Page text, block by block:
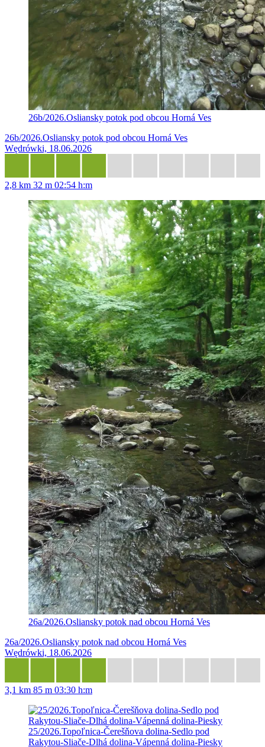
26b/2026.Osliansky potok pod obcou Horná Ves
26b/2026.Osliansky potok pod obcou Horná Ves
Wędrówki, 18.06.2026
2,8 km 32 m 02:54 h:m
26a/2026.Osliansky potok nad obcou Horná Ves
26a/2026.Osliansky potok nad obcou Horná Ves
Wędrówki, 18.06.2026
3,1 km 85 m 03:30 h:m
25/2026.Topoľnica-Čerešňova dolina-Sedlo pod
Rakytou-Sliače-Dlhá dolina-Vápenná dolina-Piesky